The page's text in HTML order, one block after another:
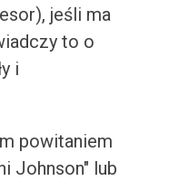
jeśli ma
to o
i
powitaniem
Johnson" lub